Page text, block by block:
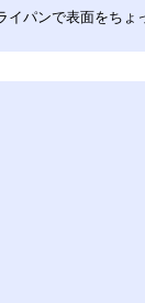
パンで表面をち